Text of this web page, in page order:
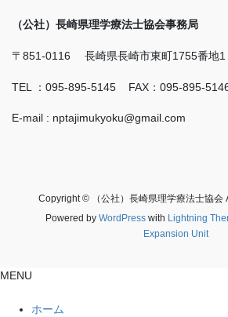
（公社）長崎県理学療法士協会事務局
〒851-0116 長崎県長崎市東町1755番地1
TEL ：095-895-5145 FAX：095-895-
E-mail : nptajimukyoku@gmail.com
Copyright © （公社）長崎県理学療法士協会
Powered by WordPresswith Lightning
Expansion Unit
MENU
ホーム